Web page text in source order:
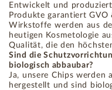
Entwickelt und
Produkte garantiert GVO
Wirkstoffe werden aus
heutigen Kosmetologie
Qualität, die den
Sind die
biologisch abbaubar?
Ja, unsere Chips werden
hergestellt und sind